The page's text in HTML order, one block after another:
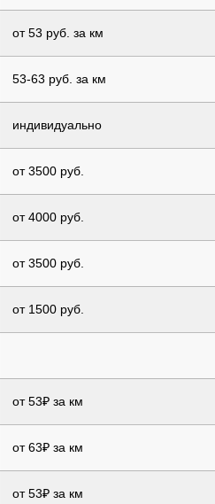
от 53 руб. за км
53-63 руб. за км
индивидуально
от 3500 руб.
от 4000 руб.
от 3500 руб.
от 1500 руб.
от 53₽ за км
от 63₽ за км
от 53₽ за км